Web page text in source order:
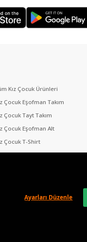
Ayarları Düzenle
Kız Çocuk Ürünleri
Çocuk Eşofman Takım
Çocuk Tayt Takım
Çocuk Eşofman Alt
Çocuk T-Shirt
Çocuk Tayt